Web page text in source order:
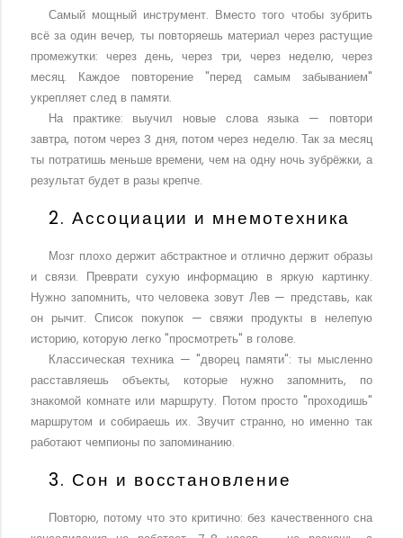
Самый мощный инструмент. Вместо того чтобы зубрить
всё за один вечер, ты повторяешь материал через растущие
промежутки: через день, через три, через неделю, через
месяц. Каждое повторение "перед самым забыванием"
укрепляет след в памяти.
На практике: выучил новые слова языка — повтори
завтра, потом через 3 дня, потом через неделю. Так за месяц
ты потратишь меньше времени, чем на одну ночь зубрёжки, а
результат будет в разы крепче.
2. Ассоциации и мнемотехника
Мозг плохо держит абстрактное и отлично держит образы
и связи. Преврати сухую информацию в яркую картинку.
Нужно запомнить, что человека зовут Лев — представь, как
он рычит. Список покупок — свяжи продукты в нелепую
историю, которую легко "просмотреть" в голове.
Классическая техника — "дворец памяти": ты мысленно
расставляешь объекты, которые нужно запомнить, по
знакомой комнате или маршруту. Потом просто "проходишь"
маршрутом и собираешь их. Звучит странно, но именно так
работают чемпионы по запоминанию.
3. Сон и восстановление
Повторю, потому что это критично: без качественного сна